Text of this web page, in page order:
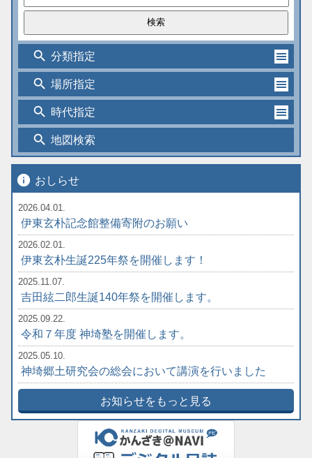
search 分類指定
search 場所指定
search 時代指定
search 地図検索
info おしらせ
2026.04.01.
伊東玄朴記念館整備寄附のお願い
2026.02.01.
伊東玄朴生誕225年祭を開催します！
2025.11.07.
吉田絃二郎生誕140年祭を開催します。
2025.09.22.
令和７年度 神埼塾を開催します。
2025.05.10.
神埼郷土研究会の総会において講演を行いました
お知らせをもっと見る